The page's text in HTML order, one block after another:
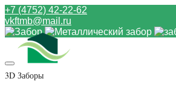
+7 (4752) 42-22-62
vkftmb@mail.ru
3D Заборы